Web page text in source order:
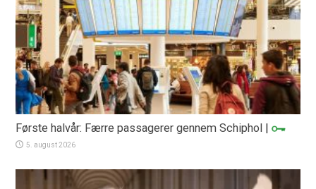
Første halvår: Færre passagerer gennem Schiphol |
5. august 2026